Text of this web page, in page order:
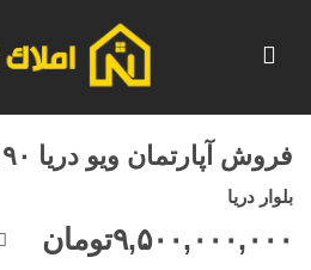
فروش آپارتمان ویو دریا ۱۹۰ متری
بلوار دریا
۹,۵۰۰,۰۰۰,۰۰۰تومان